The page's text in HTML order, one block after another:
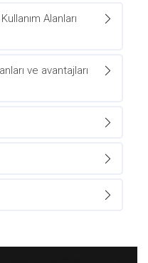
Alanları
ve avantajları